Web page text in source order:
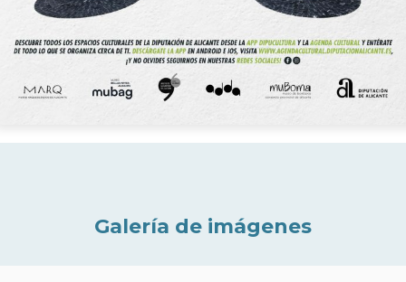
Galería de imágenes